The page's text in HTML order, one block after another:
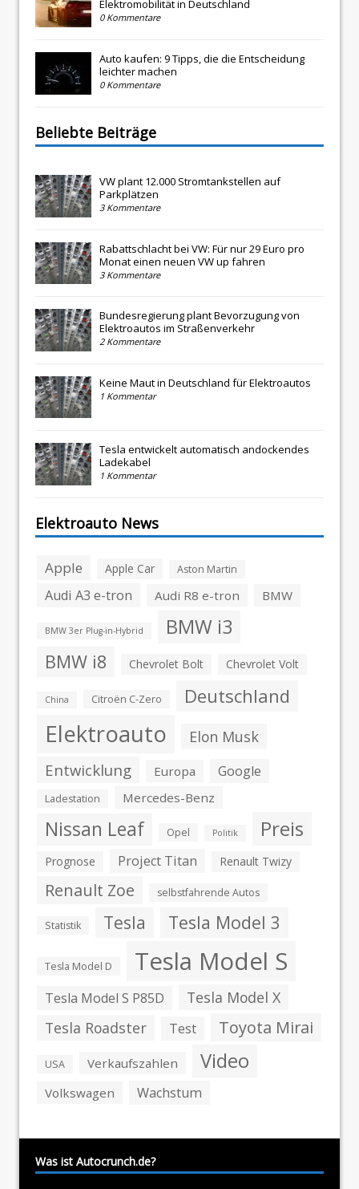
Elektromobilität in Deutschland
0 Kommentare
Auto kaufen: 9 Tipps, die die Entscheidung
leichter machen
0 Kommentare
Beliebte Beiträge
VW plant 12.000 Stromtankstellen auf
Parkplätzen
3 Kommentare
Rabattschlacht bei VW: Für nur 29 Euro pro
Monat einen neuen VW up fahren
3 Kommentare
Bundesregierung plant Bevorzugung von
Elektroautos im Straßenverkehr
2 Kommentare
Keine Maut in Deutschland für Elektroautos
1 Kommentar
Tesla entwickelt automatisch andockendes
Ladekabel
1 Kommentar
Elektroauto News
Apple Apple Car Aston Martin
Audi A3 e-tron Audi R8 e-tron BMW
BMW 3er Plug-in-Hybrid BMW i3
BMW i8 Chevrolet Bolt Chevrolet Volt
China Citroën C-Zero Deutschland
Elektroauto Elon Musk
Entwicklung Europa Google
Ladestation Mercedes-Benz
Nissan Leaf Opel Politik Preis
Prognose Project Titan Renault Twizy
Renault Zoe selbstfahrende Autos
Statistik Tesla Tesla Model 3
Tesla Model D Tesla Model S
Tesla Model S P85D
Tesla Model X
Tesla Roadster
Test Toyota Mirai
USA Verkaufszahlen Video
Volkswagen Wachstum
Was ist Autocrunch.de?